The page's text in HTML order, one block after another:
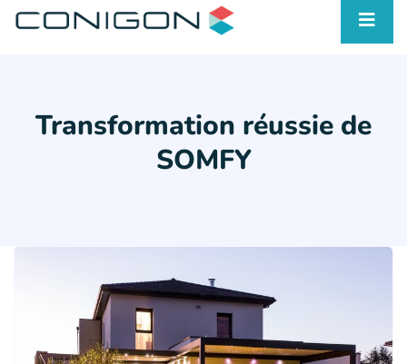
Transformation réussie de
SOMFY